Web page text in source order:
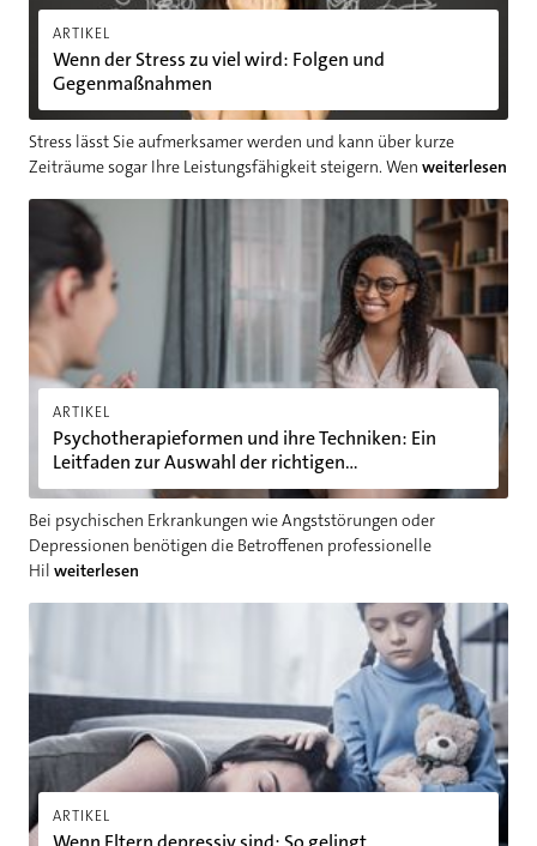
ARTIKEL
Wenn der Stress zu viel wird: Folgen und
Gegenmaßnahmen
Stress lässt Sie aufmerksamer werden und kann über kurze
Zeiträume sogar Ihre Leistungsfähigkeit steigern. Wen weiterlesen
ARTIKEL
Psychotherapieformen und ihre Techniken: Ein
Leitfaden zur Auswahl der richtigen
Therapiemethode
Bei psychischen Erkrankungen wie Angststörungen oder
Depressionen benötigen die Betroffenen professionelle
Hil weiterlesen
Psychotherapieformen und ihre Techniken: Ein Leitfaden
ARTIKEL
Wenn Eltern depressiv sind: So gelingt Unterstützung für das